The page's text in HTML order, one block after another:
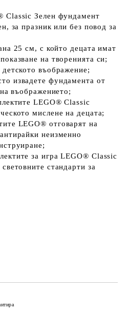
Classic Зелен фундамент
за празник или без повод за
25 см, с който децата имат
на творенията си;
въображение;
извадете фундамента от
въображението;
LEGO® Classic
мислене на децата;
LEGO® отговарят на
неизменно
за игра LEGO® Classic
стандарти за